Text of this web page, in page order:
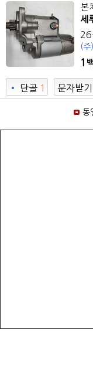
본
세
26
(주
1
• 단골 1
9
문자받기
동